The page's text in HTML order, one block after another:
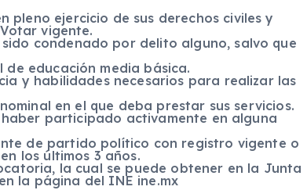
pleno ejercicio de sus derechos civiles y
vigente.
condenado por delito alguno, salvo que
de educación media básica.
y habilidades necesarios para realizar las
en el que deba prestar sus servicios.
participado activamente en alguna
de partido político con registro vigente o
los últimos 3 años.
la cual se puede obtener en la Junta
la página del INE ine.mx